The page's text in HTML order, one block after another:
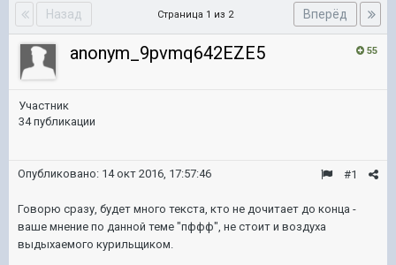
Назад Вперёд
Страница 1 из 2
55
anonym_9pvmq642EZE5
Участник
34 публикации
#1
Опубликовано: 14 окт 2016, 17:57:46
Говорю сразу, будет много текста, кто не дочитает до конца -
ваше мнение по данной теме "пффф", не стоит и воздуха
выдыхаемого курильщиком.